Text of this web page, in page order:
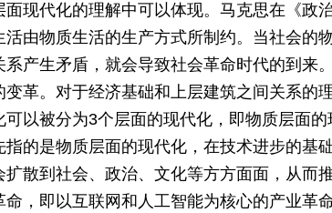
现代化的理解中可以体现。马克思在《政
由物质生活的生产方式所制约。当社会的
产生矛盾，就会导致社会革命时代的到来
革。对于经济基础和上层建筑之间关系的
以被分为3个层面的现代化，即物质层面
的是物质层面的现代化，在技术进步的基
散到社会、政治、文化等方方面面，从而
，即以互联网和人工智能为核心的产业革